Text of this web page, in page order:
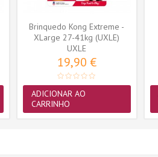
Brinquedo Kong Extreme -
XLarge 27-41kg (UXLE)
UXLE
19,90 €
ADICIONAR AO
CARRINHO